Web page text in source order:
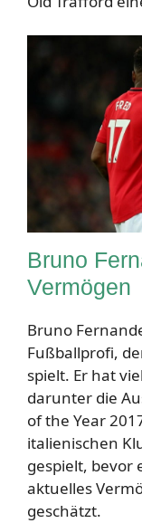
Bruno
Vermögen
Bruno
Fußballprofi,
spielt. Er hat
darunter die
of the Year
italienischen
gespielt, bevor
aktuelles
geschätzt.